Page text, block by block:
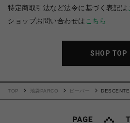
特定商取引法など法令に基づく表記は
ショップお問い合わせは こちら
SHOP TOP
TOP 池袋PARCO ビーバー